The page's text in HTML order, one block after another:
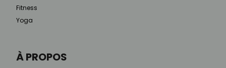
À PROPOS
Fitness
Yoga